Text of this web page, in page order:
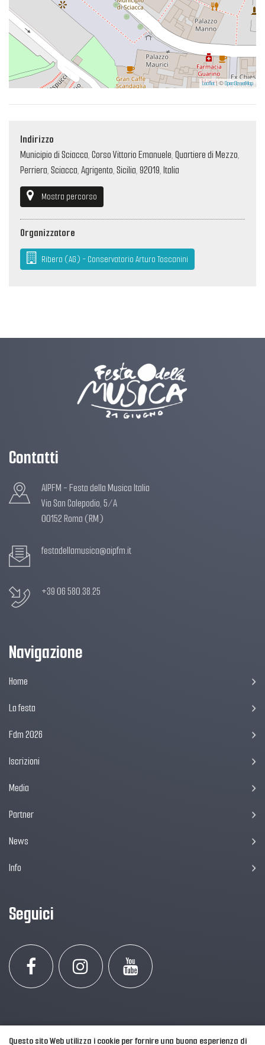
Leaflet| ©OpenStreetMap
Indirizzo
Municipio di Sciacca, Corso Vittorio Emanuele, Quartiere di Mezzo,
Perriera, Sciacca, Agrigento, Sicilia, 92019, Italia
Mostra percorso
Organizzatore
Ribera (AG) - Conservatorio Arturo Toscanini
Contatti
AIPFM - Festa della Musica Italia
Via San Calepodio, 5/A
00152 Roma (RM)
festadellamusica@aipfm.it
+39 06 580.38.25
Navigazione
Home
La festa
Fdm 2026
Iscrizioni
Media
Partner
News
Info
Seguici
Questo sito Web utilizza i cookie per fornire una buona esperienza di